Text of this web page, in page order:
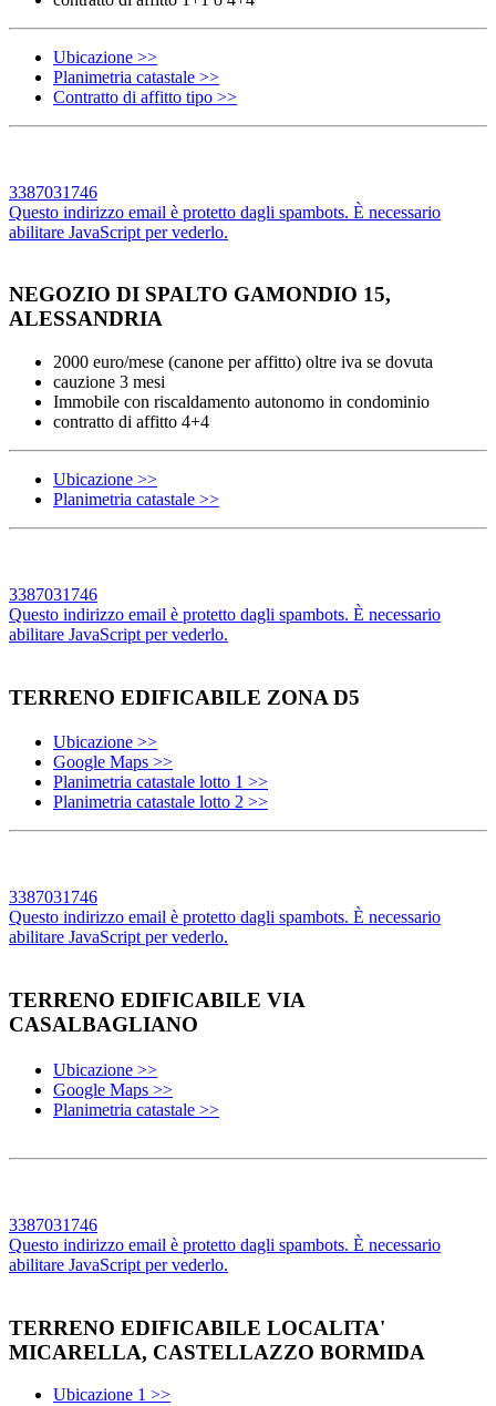
Ubicazione >>
Planimetria catastale >>
Contratto di affitto tipo >>
3387031746
Questo indirizzo email è protetto dagli spambots. È necessario
abilitare JavaScript per vederlo.
NEGOZIO DI SPALTO GAMONDIO 15,
ALESSANDRIA
2000 euro/mese (canone per affitto) oltre iva se dovuta
cauzione 3 mesi
Immobile con riscaldamento autonomo in condominio
contratto di affitto 4+4
Ubicazione >>
Planimetria catastale >>
3387031746
Questo indirizzo email è protetto dagli spambots. È necessario
abilitare JavaScript per vederlo.
TERRENO EDIFICABILE ZONA D5
Ubicazione >>
Google Maps >>
Planimetria catastale lotto 1 >>
Planimetria catastale lotto 2 >>
3387031746
Questo indirizzo email è protetto dagli spambots. È necessario
abilitare JavaScript per vederlo.
TERRENO EDIFICABILE VIA
CASALBAGLIANO
Ubicazione >>
Google Maps >>
Planimetria catastale >>
3387031746
Questo indirizzo email è protetto dagli spambots. È necessario
abilitare JavaScript per vederlo.
TERRENO EDIFICABILE LOCALITA'
MICARELLA, CASTELLAZZO BORMIDA
Ubicazione 1 >>